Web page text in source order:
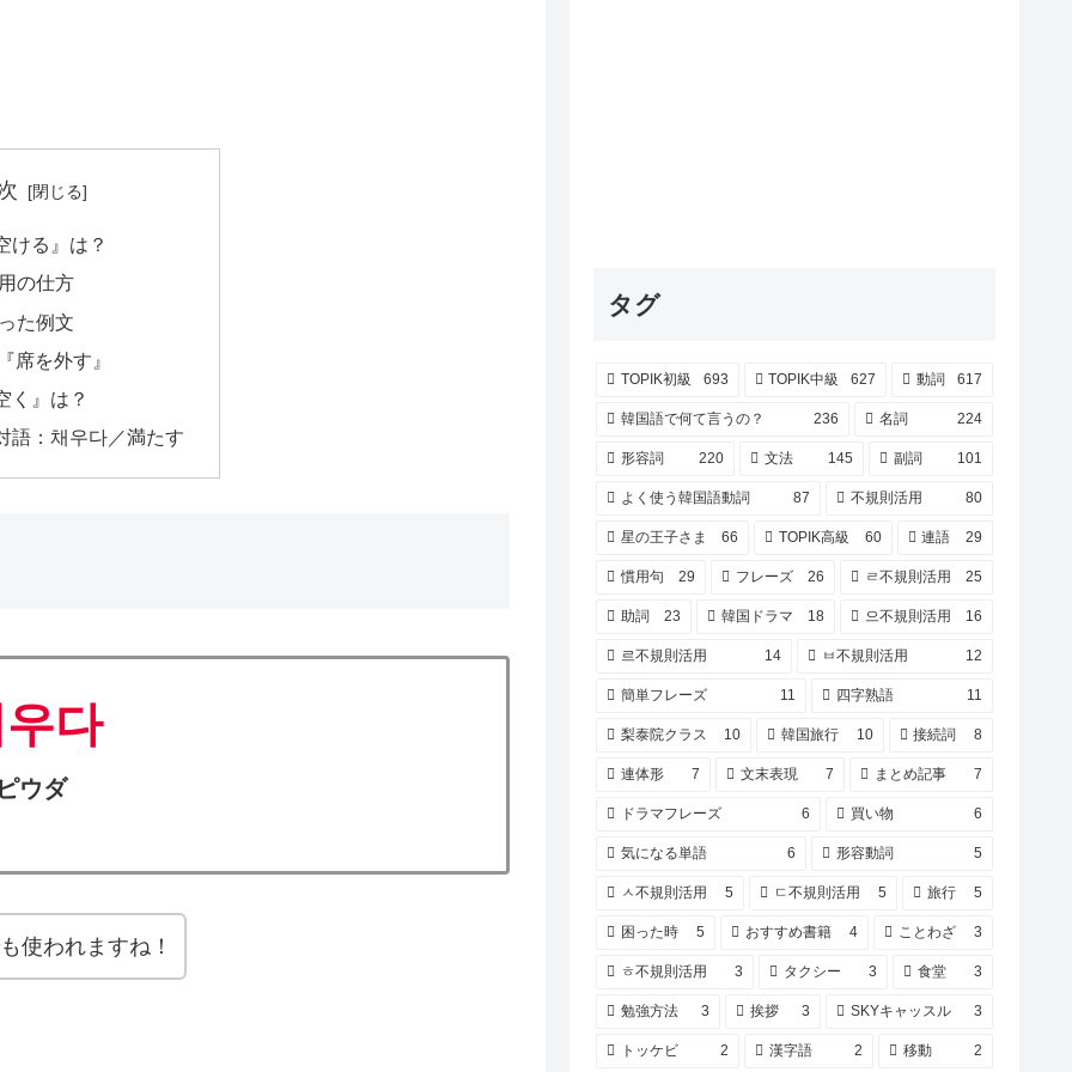
ける』は？
の仕方
た例文
席を外す』
く』は？
語：채우다／満たす
다
ウダ
使われますね！
タグ
TOPIK初級 693 TOPIK中級 627 動詞 617
韓国語で何て言うの？ 236 名詞 224
形容詞 220 文法 145 副詞 101
よく使う韓国語動詞 87 不規則活用 80
星の王子さま 66 TOPIK高級 60 連語 29
慣用句 29 フレーズ 26 ㄹ不規則活用 25
助詞 23 韓国ドラマ 18 으不規則活用 16
르不規則活用 14 ㅂ不規則活用 12
簡単フレーズ 11 四字熟語 11
梨泰院クラス 10 韓国旅行 10 接続詞 8
連体形 7 文末表現 7 まとめ記事 7
ドラマフレーズ 6 買い物 6
気になる単語 6 形容動詞 5
ㅅ不規則活用 5 ㄷ不規則活用 5 旅行 5
困った時 5 おすすめ書籍 4 ことわざ 3
ㅎ不規則活用 3 タクシー 3 食堂 3
勉強方法 3 挨拶 3 SKYキャッスル 3
トッケビ 2 漢字語 2 移動 2